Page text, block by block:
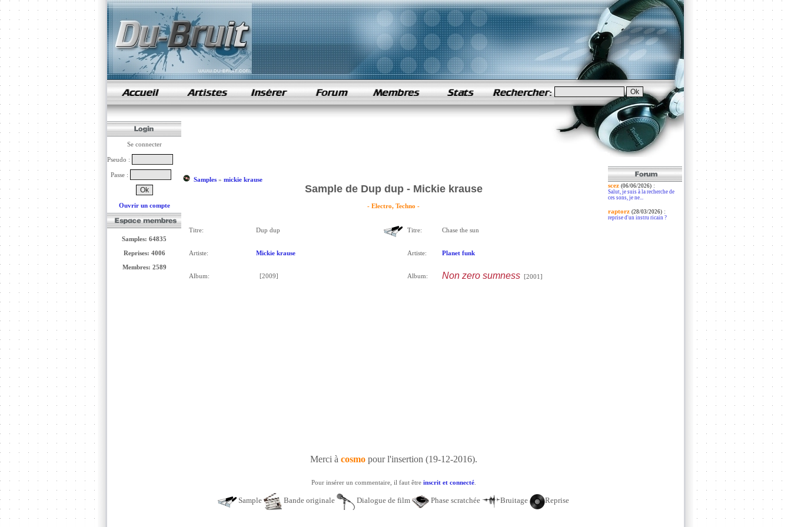
samples de rap
Se connecter
Pseudo :
Passe :
Ouvrir un compte
Samples: 64835
Reprises: 4006
Membres: 2589
Samples» mickie krause
Sample de Dup dup - Mickie krause
- Electro, Techno -
Titre: Dup dup
Artiste: Mickie krause
Album: [2009]
Titre: Chase the sun
Artiste: Planet funk
Album: Non zero sumness[2001]
Merci à cosmopour l'insertion (19-12-2016).
Pour insérer un commentaire, il faut être inscrit et connecté.
Sample Bande originale Dialogue de film Phase scratchée Bruitage Reprise
scez (06/06/2026):
Salut, je suis à la recherche de
ces sons, je ne...
raptorz (28/03/2026):
reprise d'un instru ricain ?